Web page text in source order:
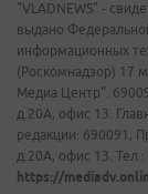
"VLADNEWS" -
выдано
информационных
(Роскомнадзор) 17
Медиа Центр".
д.20А, офис 13.
редакции: 690091,
д.20А, офис 13. Тел.:
https://